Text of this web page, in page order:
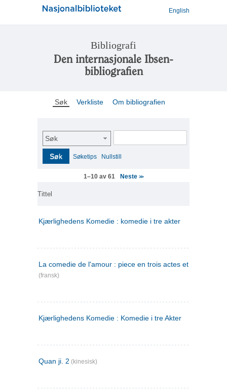
English
Bibliografi
Den internasjonale Ibsen-
bibliografien
Søk Verkliste Om bibliografien
Søk
Søk Søketips Nullstill
1–10 av 61 Neste>>
Tittel
Kjærlighedens Komedie : komedie i tre akter
La comedie de l'amour : piece en trois actes et en vers
(fransk)
Kjærlighedens Komedie : Komedie i tre Akter
Quan ji. 2 (kinesisk)